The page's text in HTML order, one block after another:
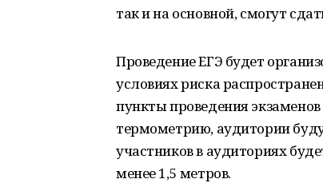
так и на основной, смогут
Проведение ЕГЭ будет
условиях риска
пункты проведения
термометрию, аудитории
участников в аудиториях
менее 1,5 метров.